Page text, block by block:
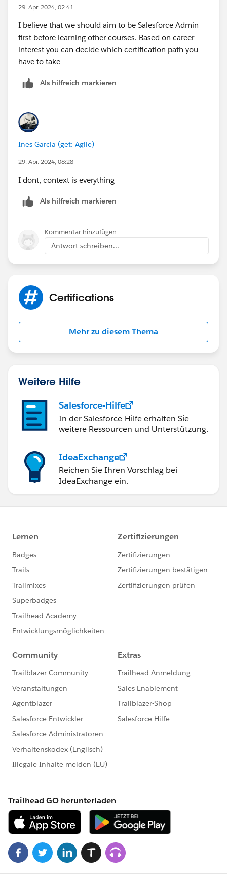
29. Apr. 2024, 02:41
I believe that we should aim to be Salesforce Admin
first before learning other courses. Based on career
interest you can decide which certification path you
have to take
Als hilfreich markieren
Ines Garcia (get: Agile)
29. Apr. 2024, 08:28
I dont, context is everything
Als hilfreich markieren
Kommentar hinzufügen
Antwort schreiben...
Certifications
Mehr zu diesem Thema
Weitere Hilfe
Salesforce-Hilfe
In der Salesforce-Hilfe erhalten Sie
weitere Ressourcen und Unterstützung.
IdeaExchange
Reichen Sie Ihren Vorschlag bei
IdeaExchange ein.